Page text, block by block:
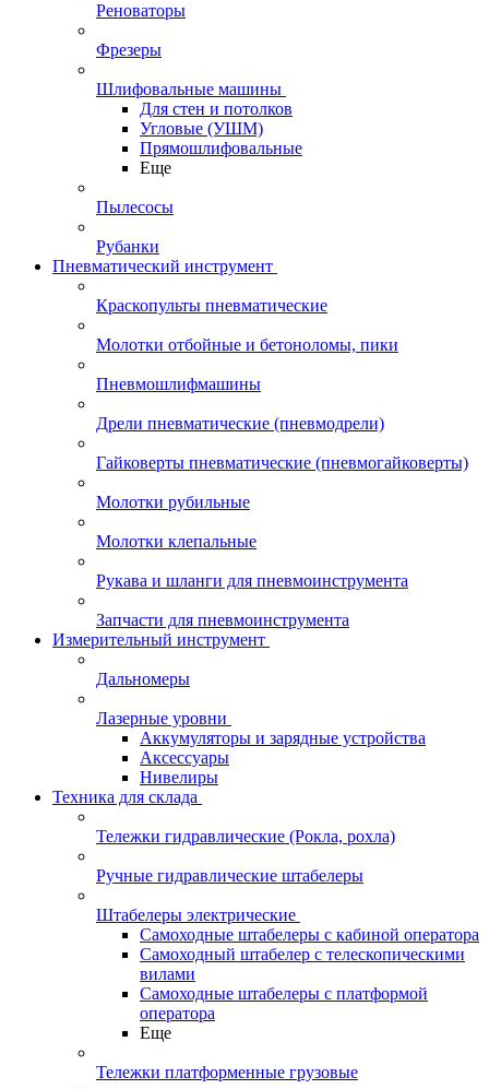
Реноваторы
Фрезеры
Шлифовальные машины
Для стен и потолков
Угловые (УШМ)
Прямошлифовальные
Еще
Пылесосы
Рубанки
Пневматический инструмент
Краскопульты пневматические
Молотки отбойные и бетоноломы, пики
Пневмошлифмашины
Дрели пневматические (пневмодрели)
Гайковерты пневматические (пневмогайковерты)
Молотки рубильные
Молотки клепальные
Рукава и шланги для пневмоинструмента
Запчасти для пневмоинструмента
Измерительный инструмент
Дальномеры
Лазерные уровни
Аккумуляторы и зарядные устройства
Аксессуары
Нивелиры
Техника для склада
Тележки гидравлические (Рокла, рохла)
Ручные гидравлические штабелеры
Штабелеры электрические
Самоходные штабелеры с кабиной оператора
Самоходный штабелер с телескопическими
вилами
Самоходные штабелеры с платформой
оператора
Еще
Тележки платформенные грузовые